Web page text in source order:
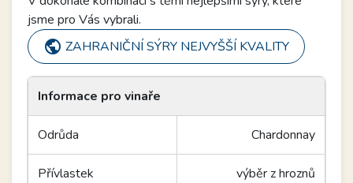
jsme pro Vás vybrali.
public ZAHRANIČNÍ SÝRY NEJVYŠŠÍ KVALITY
Informace pro vinaře
Odrůda Chardonnay
Přívlastek výběr z hroznů